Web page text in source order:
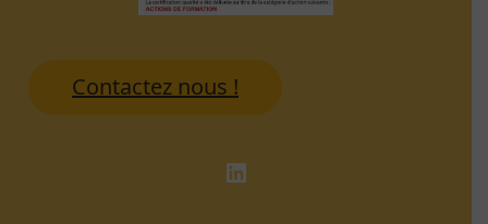
Contactez nous !
LinkedIn